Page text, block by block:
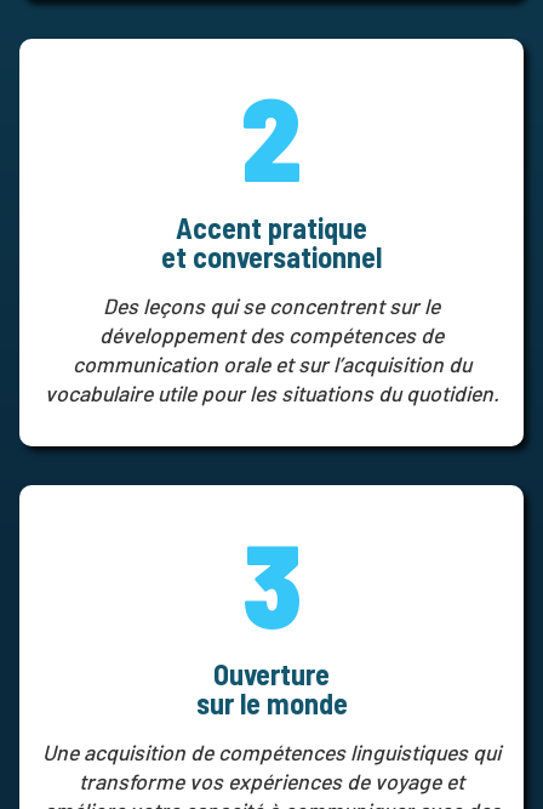
2
Accent pratique
et conversationnel
Des leçons qui se concentrent sur le
développement des compétences de
communication orale et sur l’acquisition du
vocabulaire utile pour les situations du quotidien.
3
Ouverture
sur le monde
Une acquisition de compétences linguistiques qui
transforme vos expériences de voyage et